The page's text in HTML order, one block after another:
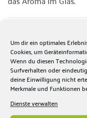
Um dir ein optimales
Cookies, um
Wenn du diesen
Surfverhalten oder
deine Einwilligung nicht
Merkmale und Funktionen
Dienste verwalten
Alsloser Früchtetee
Ihrem Geschmack
oder kräftiger für
sorgt dafür, dass
gut entfalten und
übergeht.